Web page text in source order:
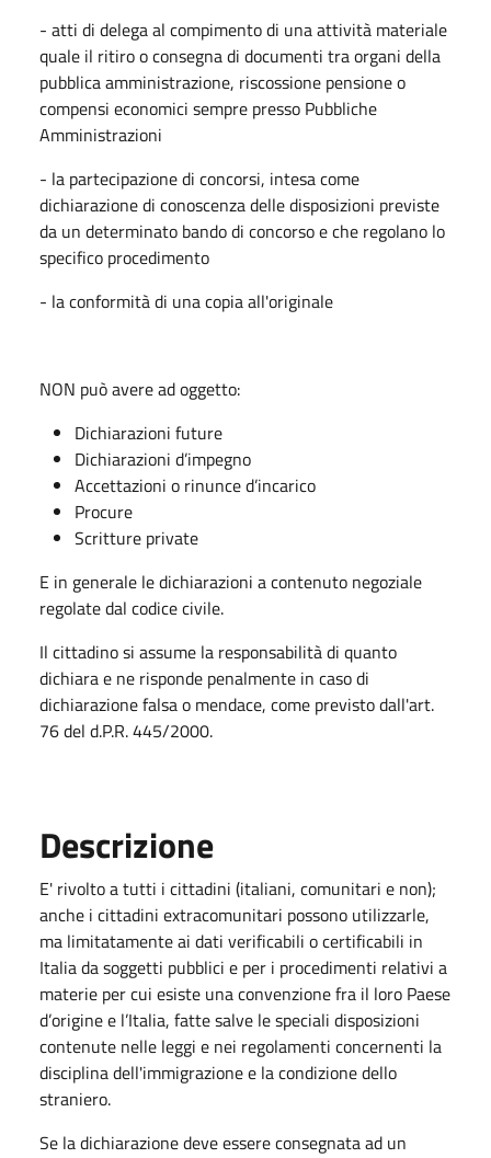
- atti di delega al compimento di una attività materiale
quale il ritiro o consegna di documenti tra organi della
pubblica amministrazione, riscossione pensione o
compensi economici sempre presso Pubbliche
Amministrazioni
- la partecipazione di concorsi, intesa come
dichiarazione di conoscenza delle disposizioni previste
da un determinato bando di concorso e che regolano lo
specifico procedimento
- la conformità di una copia all'originale
NON può avere ad oggetto:
Dichiarazioni future
Dichiarazioni d’impegno
Accettazioni o rinunce d’incarico
Procure
Scritture private
E in generale le dichiarazioni a contenuto negoziale
regolate dal codice civile.
Il cittadino si assume la responsabilità di quanto
dichiara e ne risponde penalmente in caso di
dichiarazione falsa o mendace, come previsto dall'art.
76 del d.P.R. 445/2000.
Descrizione
E' rivolto a tutti i cittadini (italiani, comunitari e non);
anche i cittadini extracomunitari possono utilizzarle,
ma limitatamente ai dati verificabili o certificabili in
Italia da soggetti pubblici e per i procedimenti relativi a
materie per cui esiste una convenzione fra il loro Paese
d’origine e l’Italia, fatte salve le speciali disposizioni
contenute nelle leggi e nei regolamenti concernenti la
disciplina dell'immigrazione e la condizione dello
straniero.
Se la dichiarazione deve essere consegnata ad un